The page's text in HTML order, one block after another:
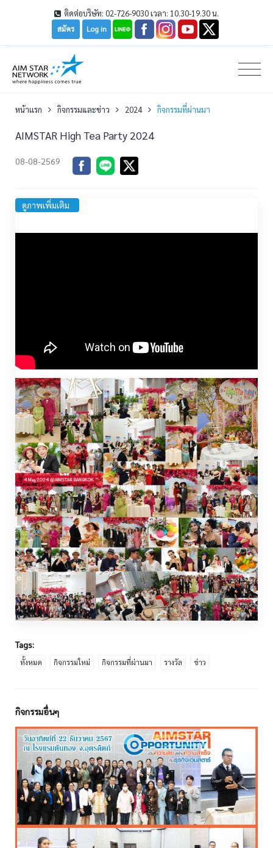
ติดต่อบริษัท: 02-726-9030 เวลา: 10.30-19.30 น.
Log in
สมัคร
หน้าเเรก กิจกรรมและข่าว 2024 กิจกรรมที่ผ่านมา
AIMSTAR High Tea Party 2024
08-08-2569
ดูภาพเพิ่มเติม
Tags:
ทั้งหมด กิจกรรมใหม่ กิจกรรมที่ผ่านมา รางวัล ข่าว
กิจกรรมอื่นๆ